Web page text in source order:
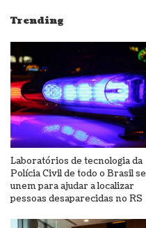
Trending
Laboratórios de tecnologia da
Polícia Civil de todo o Brasil se
unem para ajudar a localizar
pessoas desaparecidas no RS